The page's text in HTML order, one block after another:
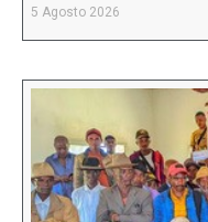
5 Agosto 2026